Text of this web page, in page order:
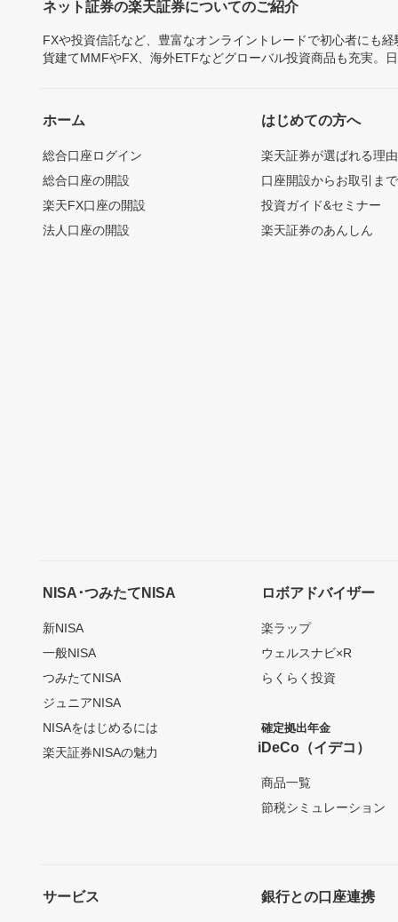
ネット証券の楽天証券についてのご紹介
FXや投資信託など、豊富なオンライントレードで初心者にも
貨建てMMFやFX、海外ETFなどグローバル投資商品も充実。
ホーム
総合口座ログイン
総合口座の開設
楽天FX口座の開設
法人口座の開設
はじめての方へ
楽天証券が選ばれる理由
口座開設からお取引ま
投資ガイド&セミナー
楽天証券のあんしん
NISA･つみたてNISA
新NISA
一般NISA
つみたてNISA
ジュニアNISA
NISAをはじめるには
楽天証券NISAの魅力
ロボアドバイザー
楽ラップ
ウェルスナビ×R
らくらく投資
確定拠出年金
iDeCo（イデコ）
商品一覧
節税シミュレーション
サービス 銀行との口座連携